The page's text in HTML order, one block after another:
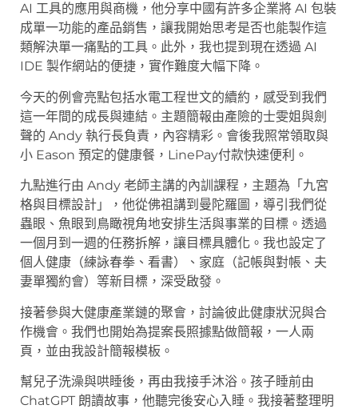
AI 工具的應用與商機，他分享中國有許多企業將 AI 包裝
成單一功能的產品銷售，讓我開始思考是否也能製作這
類解決單一痛點的工具。此外，我也提到現在透過 AI
IDE 製作網站的便捷，實作難度大幅下降。
今天的例會亮點包括水電工程世文的續約，感受到我們
這一年間的成長與連結。主題簡報由產險的士雯姐與劍
聲的 Andy 執行長負責，內容精彩。會後我照常領取與
小 Eason 預定的健康餐，LinePay付款快速便利。
九點進行由 Andy 老師主講的內訓課程，主題為「九宮
格與目標設計」，他從佛祖講到曼陀羅圖，導引我們從
蟲眼、魚眼到鳥瞰視角地安排生活與事業的目標。透過
一個月到一週的任務拆解，讓目標具體化。我也設定了
個人健康（練詠春拳、看書）、家庭（記帳與對帳、夫
妻單獨約會）等新目標，深受啟發。
接著參與大健康產業鏈的聚會，討論彼此健康狀況與合
作機會。我們也開始為提案長照據點做簡報，一人兩
頁，並由我設計簡報模板。
幫兒子洗澡與哄睡後，再由我接手沐浴。孩子睡前由
ChatGPT 朗讀故事，他聽完後安心入睡。我接著整理明